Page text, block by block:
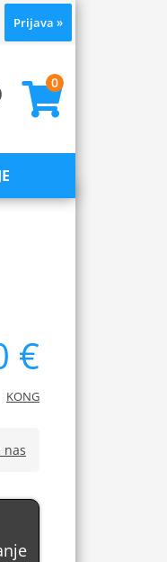
Prijava »
0
€
KONG
nas